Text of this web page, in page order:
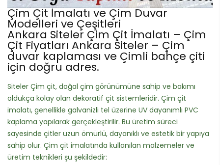
Çim Çit İmalatı ve Çim Duvar
Modelleri ve Çeşitleri
Ankara Siteler Çim Çit İmalatı – Çim
Çit Fiyatları Ankara Siteler – Çim
duvar kaplaması ve Çimli bahçe çiti
için doğru adres.
Siteler Çim çit, doğal çim görünümüne sahip ve bakımı
oldukça kolay olan dekoratif çit sistemleridir. Çim çit
imalatı, genellikle galvanizli tel üzerine UV dayanımlı PVC
kaplama yapılarak gerçekleştirilir. Bu üretim süreci
sayesinde çitler uzun ömürlü, dayanıklı ve estetik bir yapıya
sahip olur. Çim çit imalatında kullanılan malzemeler ve
üretim teknikleri şu şekildedir: